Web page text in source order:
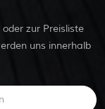
zur Preisliste
uns innerhalb